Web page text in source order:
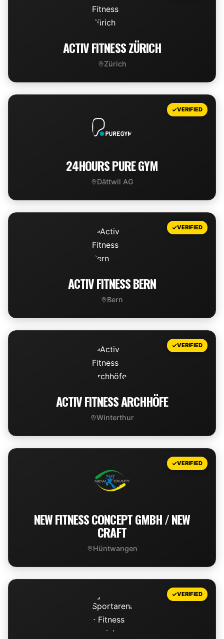
ACTIV FITNESS ZÜRICH
Zürich
VIEW DEAL
VERIFIED
24HOURS PURE GYM
Dättwil AG
VIEW DEAL
VERIFIED
ACTIV FITNESS BERN
Bern
VIEW DEAL
VERIFIED
ACTIV FITNESS ARCHHÖFE
Winterthur
VIEW DEAL
VERIFIED
NEW FITNESS CONCEPT GMBH / NEW
CRAFT
Hüntwangen
VIEW DEAL
VERIFIED